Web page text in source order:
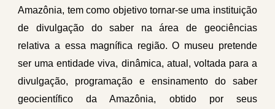
Amazônia, tem como objetivo tornar-se uma instituição
de divulgação do saber na área de geociências
relativa a essa magnífica região. O museu pretende
ser uma entidade viva, dinâmica, atual, voltada para a
divulgação, programação e ensinamento do saber
geocientífico da Amazônia, obtido por seus